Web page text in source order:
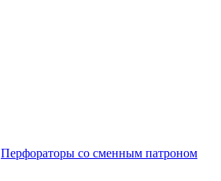
Перфораторы со сменным патроном